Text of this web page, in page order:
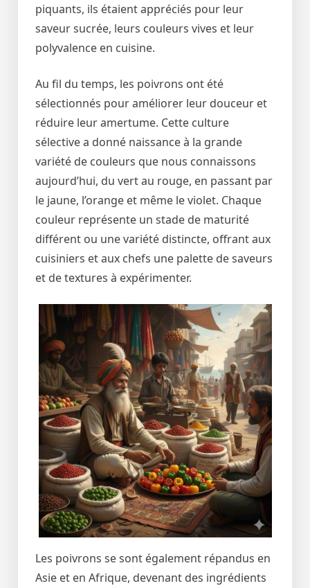
piquants, ils étaient appréciés pour leur
saveur sucrée, leurs couleurs vives et leur
polyvalence en cuisine.
Au fil du temps, les poivrons ont été
sélectionnés pour améliorer leur douceur et
réduire leur amertume. Cette culture
sélective a donné naissance à la grande
variété de couleurs que nous connaissons
aujourd’hui, du vert au rouge, en passant par
le jaune, l’orange et même le violet. Chaque
couleur représente un stade de maturité
différent ou une variété distincte, offrant aux
cuisiniers et aux chefs une palette de saveurs
et de textures à expérimenter.
Les poivrons se sont également répandus en
Asie et en Afrique, devenant des ingrédients